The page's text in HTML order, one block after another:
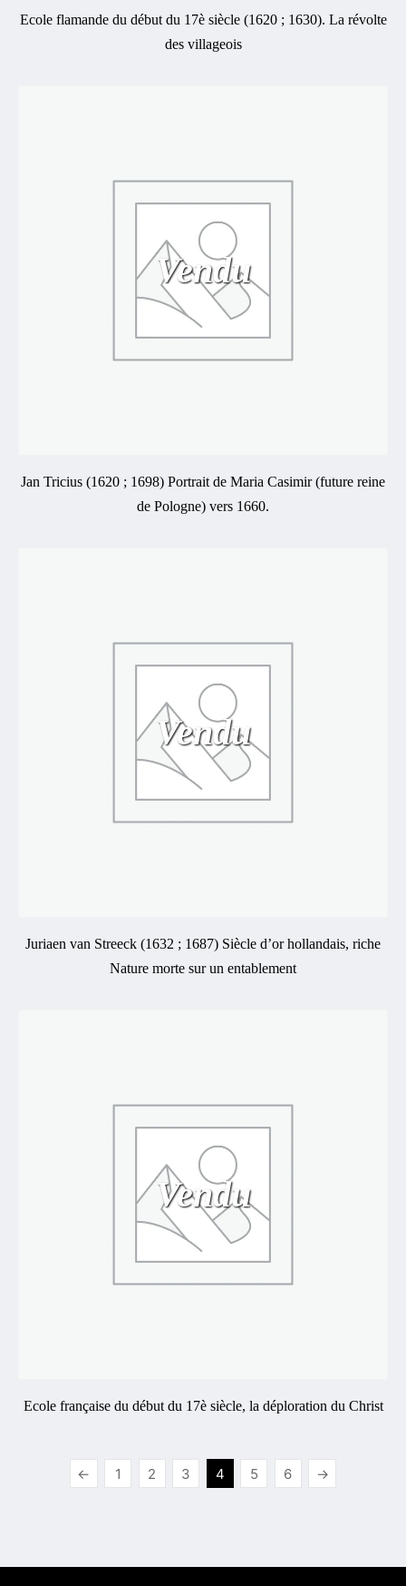
Ecole flamande du début du 17è siècle (1620 ; 1630). La révolte
des villageois
Vendu
Jan Tricius (1620 ; 1698) Portrait de Maria Casimir (future reine
de Pologne) vers 1660.
Vendu
Juriaen van Streeck (1632 ; 1687) Siècle d’or hollandais, riche
Nature morte sur un entablement
Vendu
Ecole française du début du 17è siècle, la déploration du Christ
← 1 2 3 4 5 6 →